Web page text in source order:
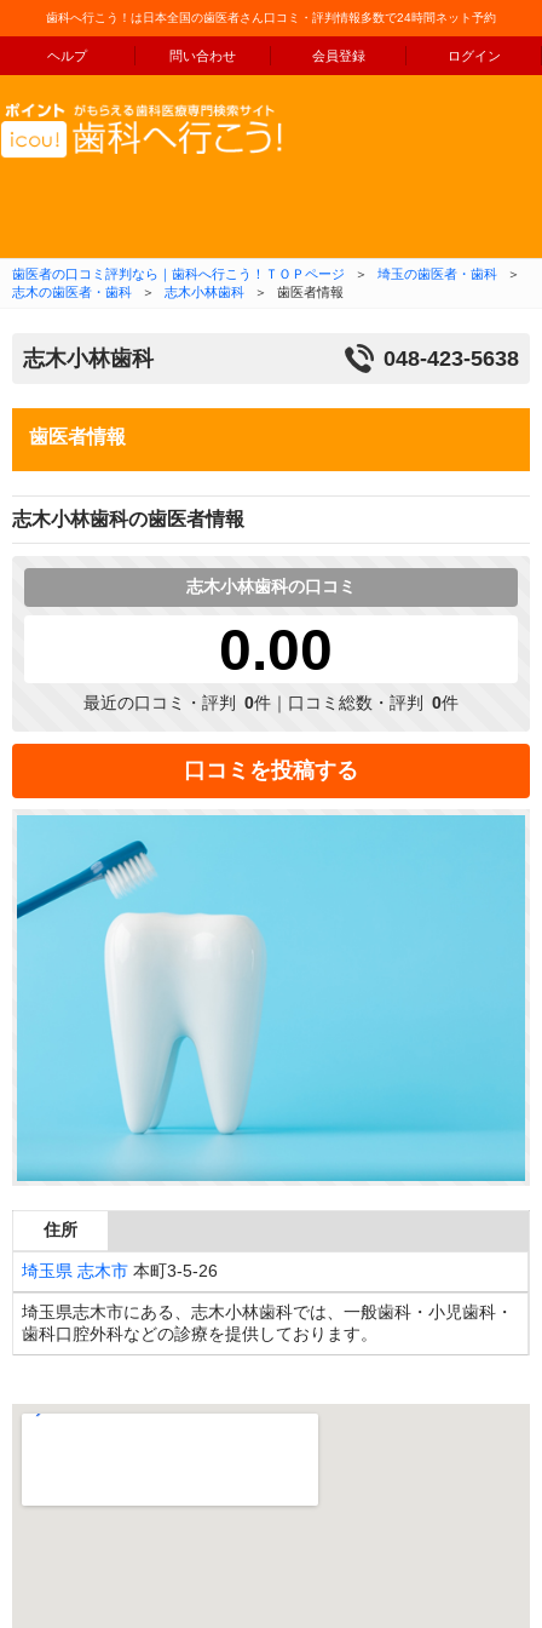
歯科へ行こう！は日本全国の歯医者さん口コミ・評判情報多数で24時間ネット予約
ヘルプ 問い合わせ 会員登録 ログイン
コンテンツへ移動
歯医者の口コミ評判なら｜歯科へ行こう！ＴＯＰページ ＞ 埼玉の歯医者・歯科
＞
志木の歯医者・歯科
＞ 志木小林歯科 ＞ 歯医者情報
志木小林歯科 048-423-5638
歯医者情報
志木小林歯科の歯医者情報
志木小林歯科の口コミ
0.00
最近の口コミ・評判 0件｜口コミ総数・評判 0件
口コミを投稿する
住所
埼玉県 志木市 本町3-5-26
埼玉県志木市にある、志木小林歯科では、一般歯科・小児歯科・
歯科口腔外科などの診療を提供しております。